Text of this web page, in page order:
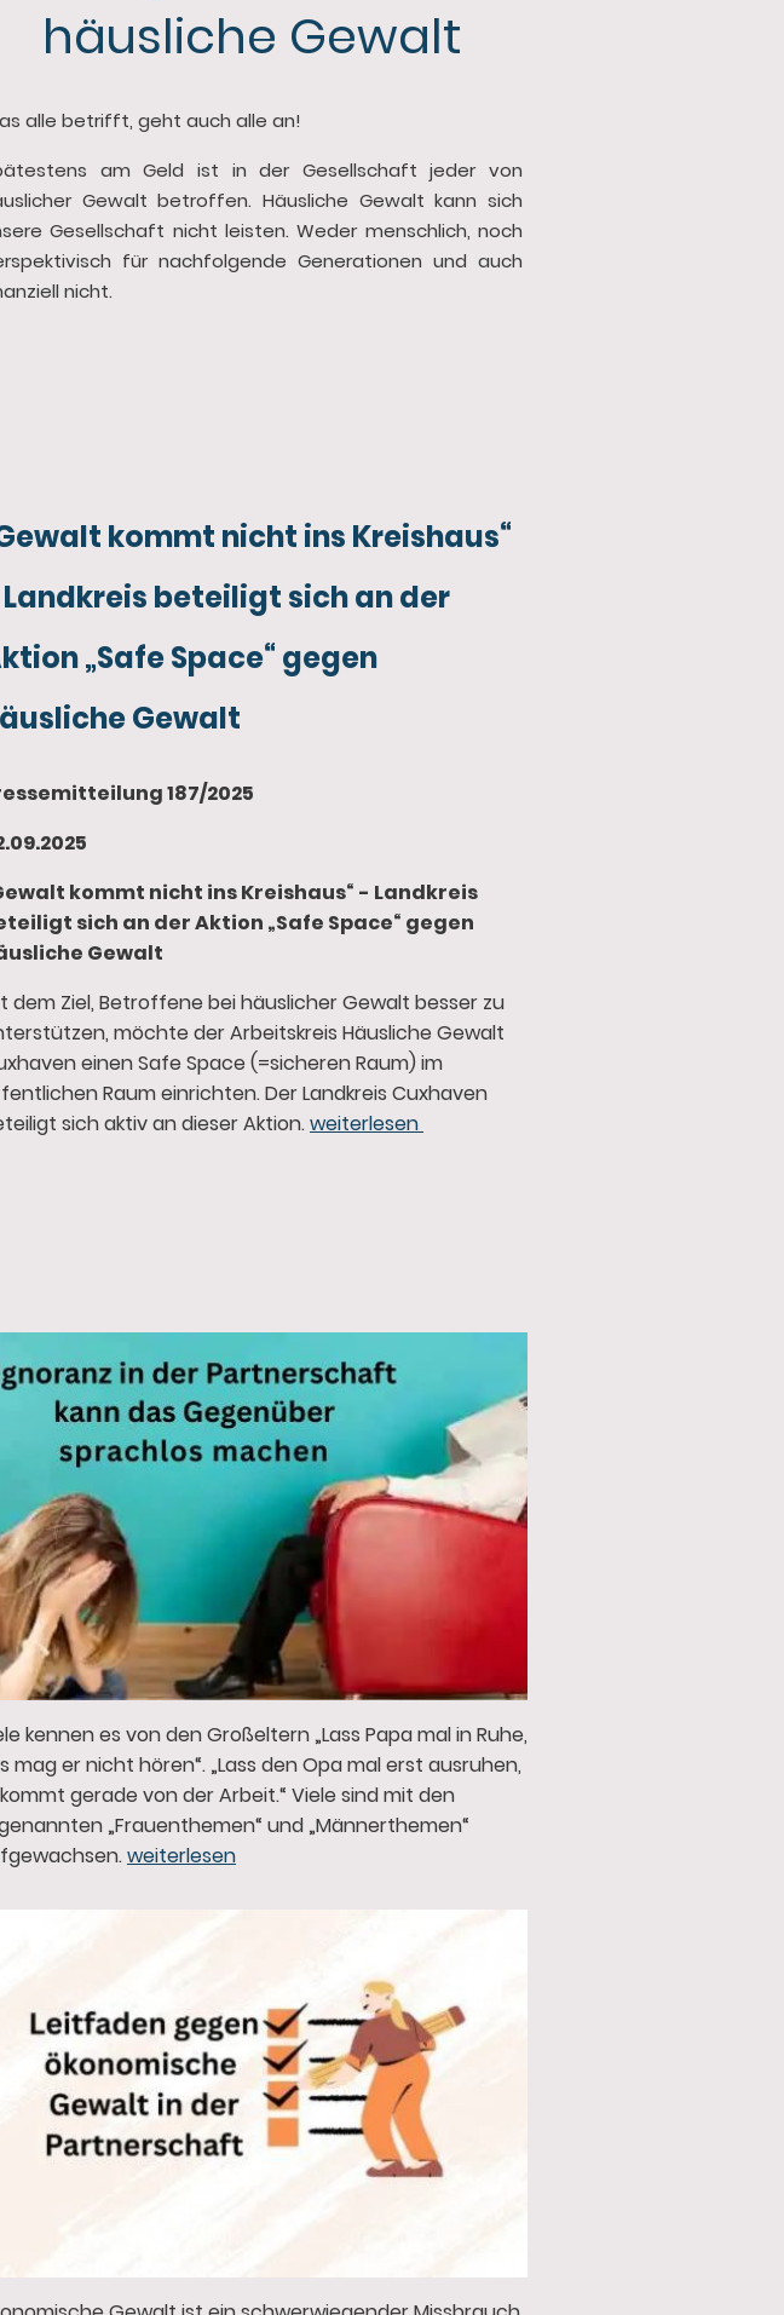
häusliche Gewalt
alle betrifft, geht auch alle an!
am Geld ist in der Gesellschaft jeder von
Gewalt betroffen. Häusliche Gewalt kann sich
Gesellschaft nicht leisten. Weder menschlich, noch
für nachfolgende Generationen und auch
nicht.
kommt nicht ins Kreishaus“
beteiligt sich an der
„Safe Space“ gegen
Gewalt
187/2025
kommt nicht ins Kreishaus“ - Landkreis
sich an der Aktion „Safe Space“ gegen
Gewalt
dem Ziel, Betroffene bei häuslicher Gewalt besser zu
möchte der Arbeitskreis Häusliche Gewalt
einen Safe Space (=sicheren Raum) im
Raum einrichten. Der Landkreis Cuxhaven
sich aktiv an dieser Aktion.weiterlesen
kennen es von den Großeltern „Lass Papa mal in Ruhe,
mag er nicht hören“. „Lass den Opa mal erst ausruhen,
gerade von der Arbeit.“ Viele sind mit den
„Frauenthemen“ und „Männerthemen“
weiterlesen